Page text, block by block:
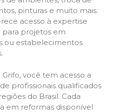
pinturas e muito mais.
acesso à expertise
para projetos em
ou estabelecimentos
você tem acesso a
profissionais qualificados
do Brasil. Cada
em reformas disponível